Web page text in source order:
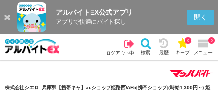
アルバイトEX公式アプリ
アプリで快適にバイト探し
開く
ログアウト中 検索 履歴 キープ
0
メニュー
0
検索 履歴
株式会社シエロ_兵庫県【携帯キャ】auショップ姫路西/AF5[携帯ショップ](時給1,300円～) 姫